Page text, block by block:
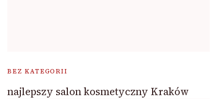
BEZ KATEGORII
najlepszy salon kosmetyczny Kraków